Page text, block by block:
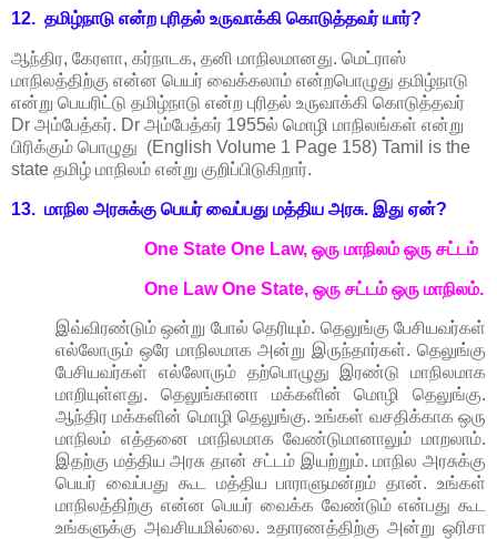
12. தமிழ்நாடு என்ற புரிதல் உருவாக்கி கொடுத்தவர் யார்?
ஆந்திர, கேரளா, கர்நாடக, தனி மாநிலமானது. மெட்ராஸ்
மாநிலத்திற்கு என்ன பெயர் வைக்கலாம் என்றபொழுது தமிழ்நாடு
என்று பெயரிட்டு தமிழ்நாடு என்ற புரிதல் உருவாக்கி கொடுத்தவர்
Dr அம்பேத்கர். Dr அம்பேத்கர் 1955ல் மொழி மாநிலங்கள் என்று
பிரிக்கும் பொழுது (English Volume 1 Page 158) Tamil is the
state தமிழ் மாநிலம் என்று குறிப்பிடுகிறார்.
13. மாநில அரசுக்கு பெயர் வைப்பது மத்திய அரசு. இது ஏன்?
One State One Law, ஒரு மாநிலம் ஒரு சட்டம்
One Law One State, ஒரு சட்டம் ஒரு மாநிலம்.
இவ்விரண்டும் ஒன்று போல் தெரியும். தெலுங்கு பேசியவர்கள்
எல்லோரும் ஒரே மாநிலமாக அன்று இருந்தார்கள். தெலுங்கு
பேசியவர்கள் எல்லோரும் தற்பொழுது இரண்டு மாநிலமாக
மாறியுள்ளது. தெலுங்கானா மக்களின் மொழி தெலுங்கு.
ஆந்திர மக்களின் மொழி தெலுங்கு. உங்கள் வசதிக்காக ஒரு
மாநிலம் எத்தனை மாநிலமாக வேண்டுமானாலும் மாறலாம்.
இதற்கு மத்திய அரசு தான் சட்டம் இயற்றும். மாநில அரசுக்கு
பெயர் வைப்பது கூட மத்திய பாராளுமன்றம் தான். உங்கள்
மாநிலத்திற்கு என்ன பெயர் வைக்க வேண்டும் என்பது கூட
உங்களுக்கு அவசியமில்லை. உதாரணத்திற்கு அன்று ஒரிசா